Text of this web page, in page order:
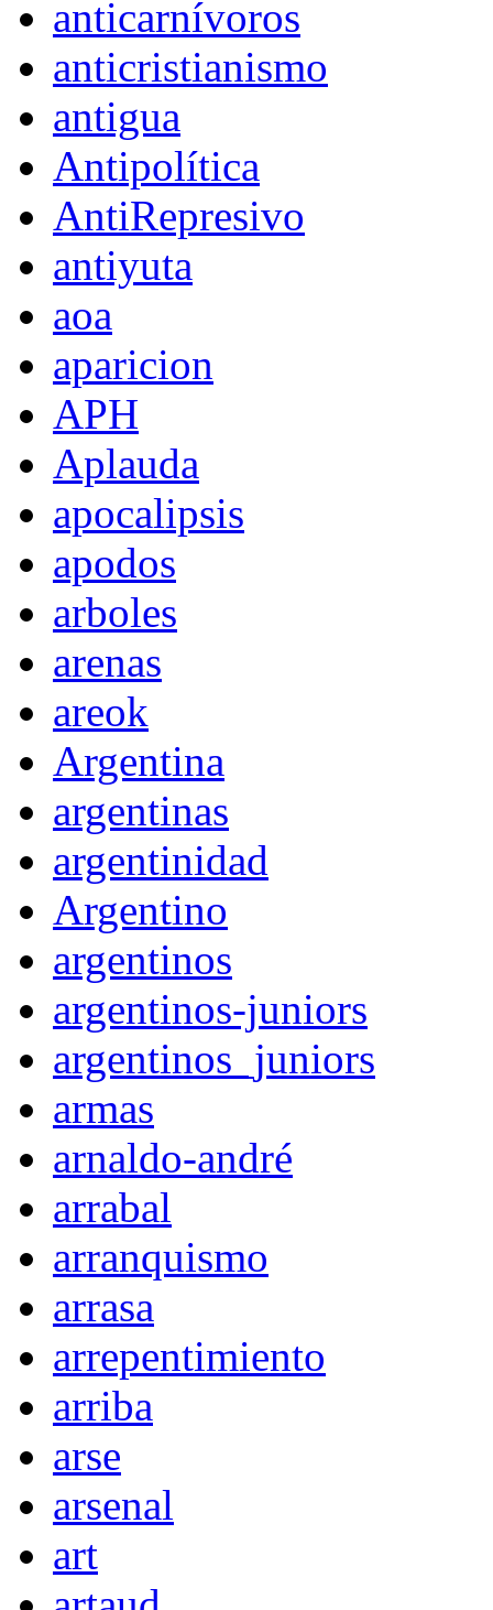
anticarnívoros
anticristianismo
antigua
Antipolítica
AntiRepresivo
antiyuta
aoa
aparicion
APH
Aplauda
apocalipsis
apodos
arboles
arenas
areok
Argentina
argentinas
argentinidad
Argentino
argentinos
argentinos-juniors
argentinos_juniors
armas
arnaldo-andré
arrabal
arranquismo
arrasa
arrepentimiento
arriba
arse
arsenal
art